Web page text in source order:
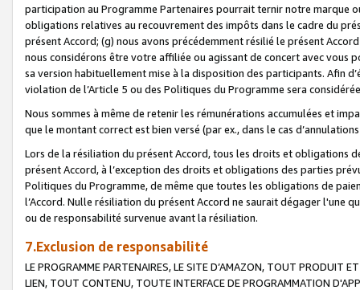
participation au Programme Partenaires pourrait ternir notre marque
obligations relatives au recouvrement des impôts dans le cadre du
présent Accord; (g) nous avons précédemment résilié le présent
nous considérons être votre affiliée ou agissant de concert avec vous
sa version habituellement mise à la disposition des participants. Afin
violation de l’Article 5 ou des Politiques du Programme sera
Nous sommes à même de retenir les rémunérations accumulées et
que le montant correct est bien versé (par ex., dans le cas
Lors de la résiliation du présent Accord, tous les droits et obligations
présent Accord, à l’exception des droits et obligations des parties
Politiques du Programme, de même que toutes les obligations de
l’Accord. Nulle résiliation du présent Accord ne saurait dégager l'une
ou de responsabilité survenue avant la résiliation.
7.Exclusion de responsabilité
LE PROGRAMME PARTENAIRES, LE SITE D’AMAZON, TOUT PRODUIT
LIEN, TOUT CONTENU, TOUTE INTERFACE DE PROGRAMMATION